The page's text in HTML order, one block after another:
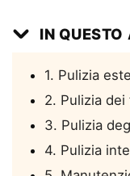
IN QUESTO
1. Pulizia
2. Pulizia dei
3. Pulizia
4. Pulizia